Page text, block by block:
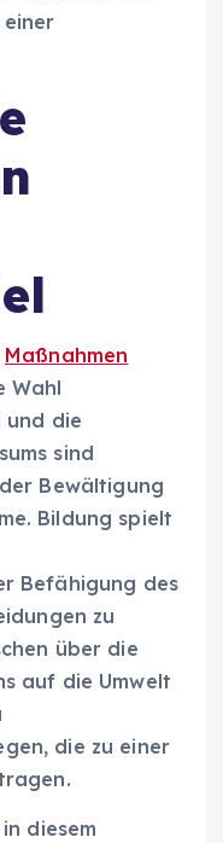
einer
Maßnahmen
Wahl
und die
sind
Bewältigung
Bildung spielt
Befähigung des
zu
über die
auf die Umwelt
die zu einer
diesem